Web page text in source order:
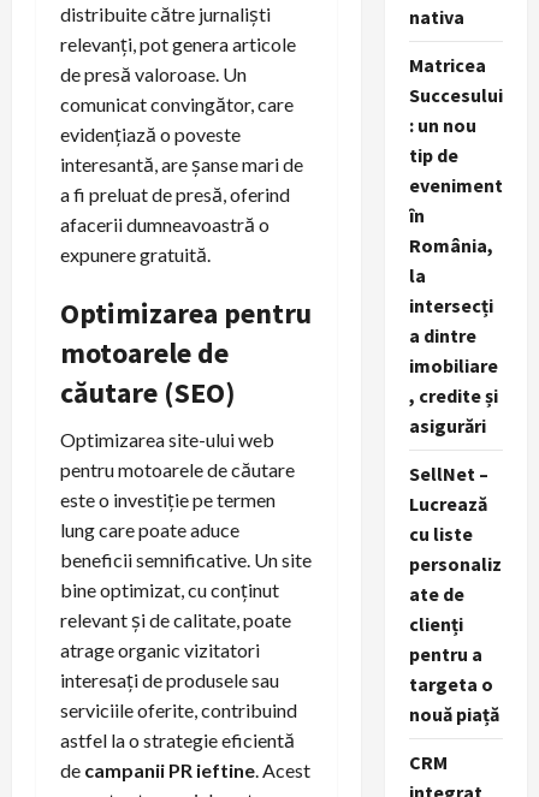
distribuite către jurnaliști
relevanți, pot genera articole
de presă valoroase. Un
comunicat convingător, care
evidențiază o poveste
interesantă, are șanse mari de
a fi preluat de presă, oferind
afacerii dumneavoastră o
expunere gratuită.
Optimizarea pentru
motoarele de
căutare (SEO)
Optimizarea site-ului web
pentru motoarele de căutare
este o investiție pe termen
lung care poate aduce
beneficii semnificative. Un site
bine optimizat, cu conținut
relevant și de calitate, poate
atrage organic vizitatori
interesați de produsele sau
serviciile oferite, contribuind
astfel la o strategie eficientă
de campanii PR ieftine. Acest
nativa
Matricea
Succesului
: un nou
tip de
eveniment
în
România,
la
intersecți
a dintre
imobiliare
, credite și
asigurări
SellNet –
Lucrează
cu liste
personaliz
ate de
clienți
pentru a
targeta o
nouă piață
CRM
integrat